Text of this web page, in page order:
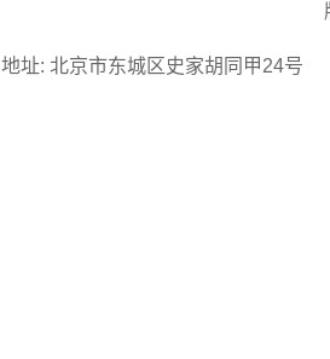
地址: 北京市东城区史家胡同甲24